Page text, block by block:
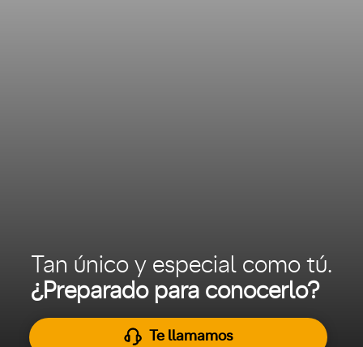
Tan único y especial como tú.
¿Preparado para conocerlo?
Te llamamos